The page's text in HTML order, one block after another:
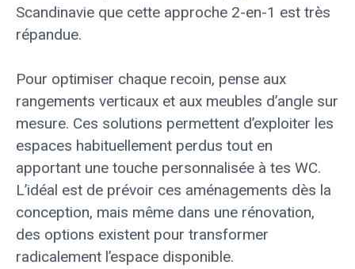
Scandinavie que cette approche 2-en-1 est très
répandue.
Pour optimiser chaque recoin, pense aux
rangements verticaux et aux meubles d’angle sur
mesure. Ces solutions permettent d’exploiter les
espaces habituellement perdus tout en
apportant une touche personnalisée à tes WC.
L’idéal est de prévoir ces aménagements dès la
conception, mais même dans une rénovation,
des options existent pour transformer
radicalement l’espace disponible.